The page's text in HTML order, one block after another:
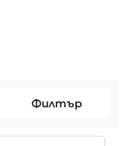
Филтър